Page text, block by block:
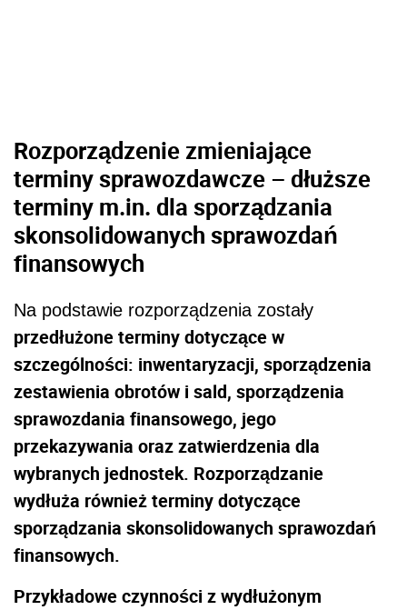
Rozporządzenie zmieniające
terminy sprawozdawcze – dłuższe
terminy m.in. dla sporządzania
skonsolidowanych sprawozdań
finansowych
Na podstawie rozporządzenia zostały
przedłużone terminy dotyczące w
szczególności: inwentaryzacji, sporządzenia
zestawienia obrotów i sald, sporządzenia
sprawozdania finansowego, jego
przekazywania oraz zatwierdzenia dla
wybranych jednostek. Rozporządzanie
wydłuża również terminy dotyczące
sporządzania skonsolidowanych sprawozdań
finansowych.
Przykładowe czynności z wydłużonym